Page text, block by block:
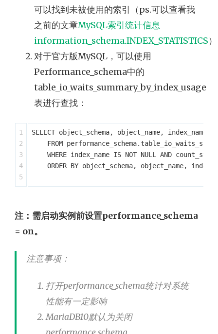
可以找到未被使用的索引（ps.可以查看我
之前的文章MySQL索引统计信息
information_schema.INDEX_STATISTICS）
对于官方版MySQL，可以使用
Performance_schema中的
table_io_waits_summary_by_index_usage
表进行查找：
1
2
3
4
SELECT object_schema, object_name, index_name
FROM
WHERE index_name IS NOT NULL AND count_star
ORDER BY object_schema, object_name,
注：需启动实例前设置performance_schema
= on。
注意事项：
打开performance_schema统计对系统
性能有一定影响
MariaDB10默认为关闭